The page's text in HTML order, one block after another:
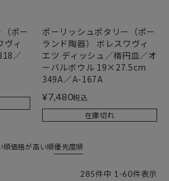
ポー
ヴィ
／
ポーリッシュポタリー（ポー
ランド陶器） ボレスワヴィ
エツ ディッシュ／楕円皿／オ
ーバルボウル 19×27.5cm
349A／A-167A
¥7,480税込
在庫切れ
順価格が高い順優先度順
285件中 1 -60件表示